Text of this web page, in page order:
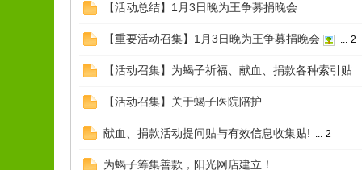
【活动总结】1月3日晚为王争募捐晚会
【重要活动召集】1月3日晚为王争募捐晚会 ... 2
【活动召集】为蝎子祈福、献血、捐款各种索引贴
【活动召集】关于蝎子医院陪护
献血、捐款活动提问贴与有效信息收集贴! ... 2
为蝎子筹集善款，阳光网店建立！